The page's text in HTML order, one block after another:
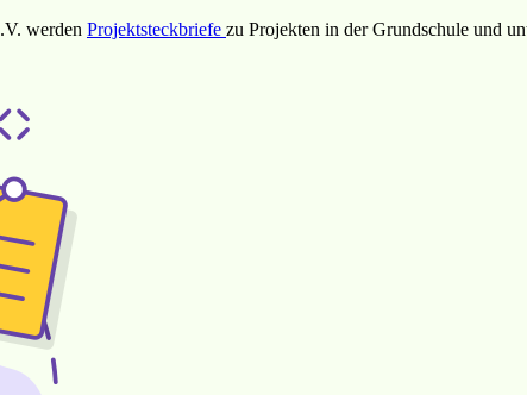
werden Projektsteckbriefe zu Projekten in der Grundschule und